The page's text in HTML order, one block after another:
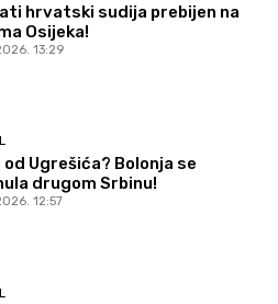
hrvatski sudija prebijen na
Osijeka!
13:29
od Ugrešića? Bolonja se
drugom Srbinu!
12:57